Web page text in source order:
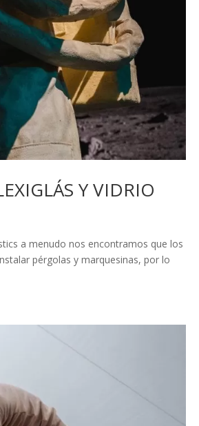
Y VIDRIO
a menudo nos encontramos que los
pérgolas y marquesinas, por lo